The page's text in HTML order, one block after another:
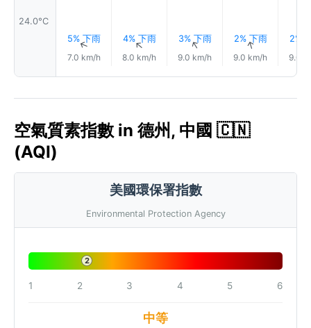
24.0°C
5% 下雨
↑
7.0 km/h
4% 下雨
↑
8.0 km/h
3% 下雨
↑
9.0 km/h
2% 下雨
↑
9.0 km/h
2%
9.0
空氣質素指數 in 德州, 中國 🇨🇳
(AQI)
美國環保署指數
Environmental Protection Agency
2
1 2 3 4 5 6
中等